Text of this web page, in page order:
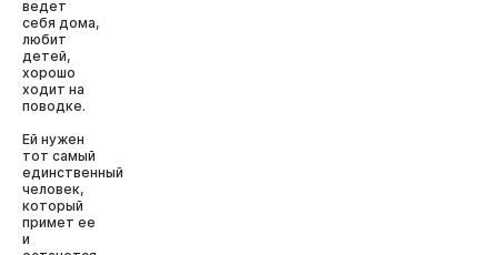
ведет
себя дома,
любит
детей,
хорошо
ходит на
поводке.
Ей нужен
тот самый
единственный
человек,
который
примет ее
и